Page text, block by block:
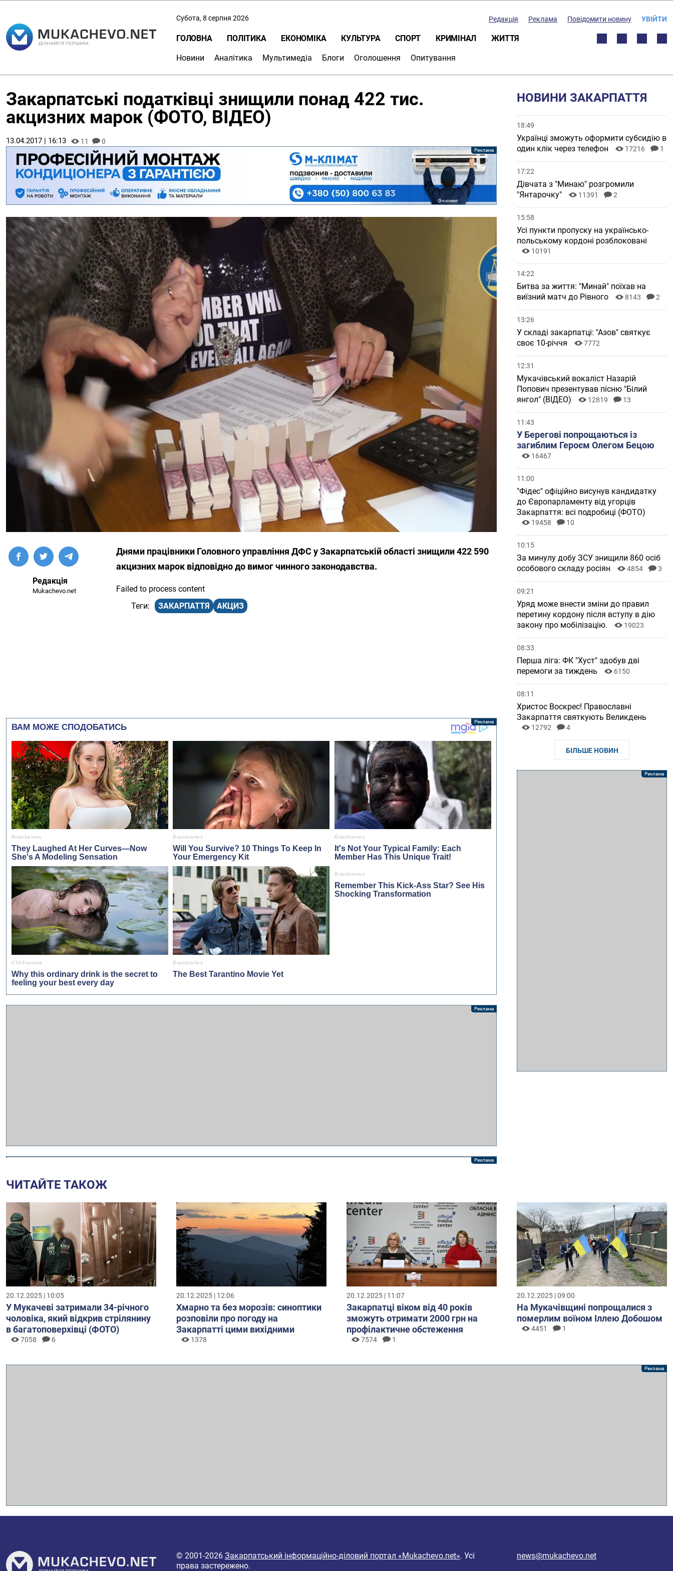
Субота, 8 серпня 2026 Редакція Реклама Повідомити новину УВІЙТИ
ГОЛОВНА ПОЛІТИКА ЕКОНОМІКА КУЛЬТУРА СПОРТ КРИМІНАЛ ЖИТТЯ
Новини Аналітика Мультимедіа Блоги Оголошення Опитування
Закарпатські податківці знищили понад 422 тис.
акцизних марок (ФОТО, ВІДЕО)
13.04.2017 | 16:13 11 0
Редакція
Mukachevo.net
Днями працівники Головного управління ДФС у Закарпатській області знищили 422 590
акцизних марок відповідно до вимог чинного законодавства.
Failed to process content
ЗАКАРПАТТЯ
АКЦИЗ
НОВИНИ ЗАКАРПАТТЯ
18:49
Українці зможуть оформити субсидію в
один клік через телефон
17216 1
17:22
Дівчата з "Минаю" розгромили
"Янтарочку"
11391 2
15:58
Усі пункти пропуску на українсько-
польському кордоні розблоковані
10191
14:22
Битва за життя: "Минай" поїхав на
виїзний матч до Рівного
8143 2
13:26
У складі закарпатці: "Азов" святкує
своє 10-річчя
7772
12:31
Мукачівський вокаліст Назарій
Попович презентував пісню "Білий
янгол" (ВІДЕО)
12819 13
11:43
У Берегові попрощаються із
загиблим Героєм Олегом Бецою
16467
11:00
"Фідес" офіційно висунув кандидатку
до Європарламенту від угорців
Закарпаття: всі подробиці (ФОТО)
19458 10
10:15
За минулу добу ЗСУ знищили 860 осіб
особового складу росіян
4854 3
09:21
Уряд може внести зміни до правил
перетину кордону після вступу в дію
закону про мобілізацію.
19023
08:33
Перша ліга: ФК "Хуст" здобув дві
перемоги за тиждень
6150
08:11
Христос Воскрес! Православні
Закарпаття святкують Великдень
12792 4
БІЛЬШЕ НОВИН
ЧИТАЙТЕ ТАКОЖ
20.12.2025 | 10:05
У Мукачеві затримали 34-річного
чоловіка, який відкрив стрілянину
в багатоповерхівці (ФОТО)
7058 6
20.12.2025 | 12:06
Хмарно та без морозів: синоптики
розповіли про погоду на
Закарпатті цими вихідними
1378
20.12.2025 | 11:07
Закарпатці віком від 40 років
зможуть отримати 2000 грн на
профілактичне обстеження
7574 1
20.12.2025 | 09:00
На Мукачівщині попрощалися з
померлим воїном Іллею Добошом
4451 1
© 2001-2026 Закарпатський інформаційно-діловий портал «Mukachevo.net». Усі
права застережено.
news@mukachevo.net